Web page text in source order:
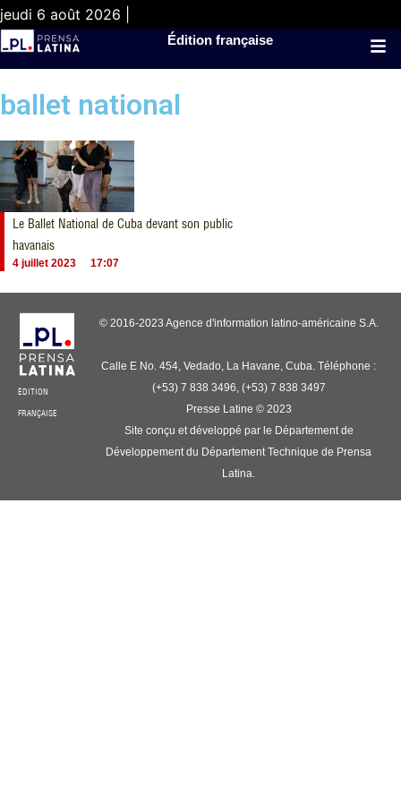
jeudi 6 août 2026 |
Édition française
ballet national
Le Ballet National de Cuba devant son public
havanais
4 juillet 2023 17:07
ÉDITION
FRANÇAISE
© 2016-2023 Agence d'information latino-américaine S.A.
Calle E No. 454, Vedado, La Havane, Cuba. Téléphone :
(+53) 7 838 3496, (+53) 7 838 3497
Presse Latine © 2023
Site conçu et développé par le Département de
Développement du Département Technique de Prensa
Latina.